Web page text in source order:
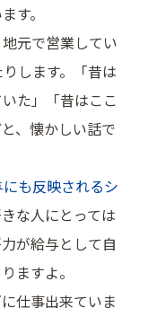
す。
元で営業してい
します。「昔は
た」「昔はここ
、懐かしい話で
も反映されるシ
な人にとっては
が給与として自
ますよ。
仕事出来ていま